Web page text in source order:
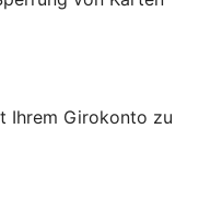
Ihrem Girokonto zu